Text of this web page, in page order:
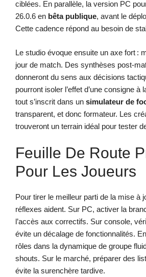
ciblées. En parallèle, la version PC
26.0.6 en bêta publique, avant le
Cette cadence répond au besoin de
Le studio évoque ensuite un axe fort :
jour de match. Des synthèses post-
donneront du sens aux décisions
pourront isoler l’effet d’une consigne à
tout s’inscrit dans un simulateur de
transparent, et donc formateur. Les
trouveront un terrain idéal pour tester
Feuille De Route
Pour Les Joueurs
Pour tirer le meilleur parti de la mise à
réflexes aident. Sur PC, activer la
l’accès aux correctifs. Sur console,
évite un décalage de fonctionnalités.
rôles dans la dynamique de groupe
shouts. Sur le marché, préparer des
évite la surenchère tardive.